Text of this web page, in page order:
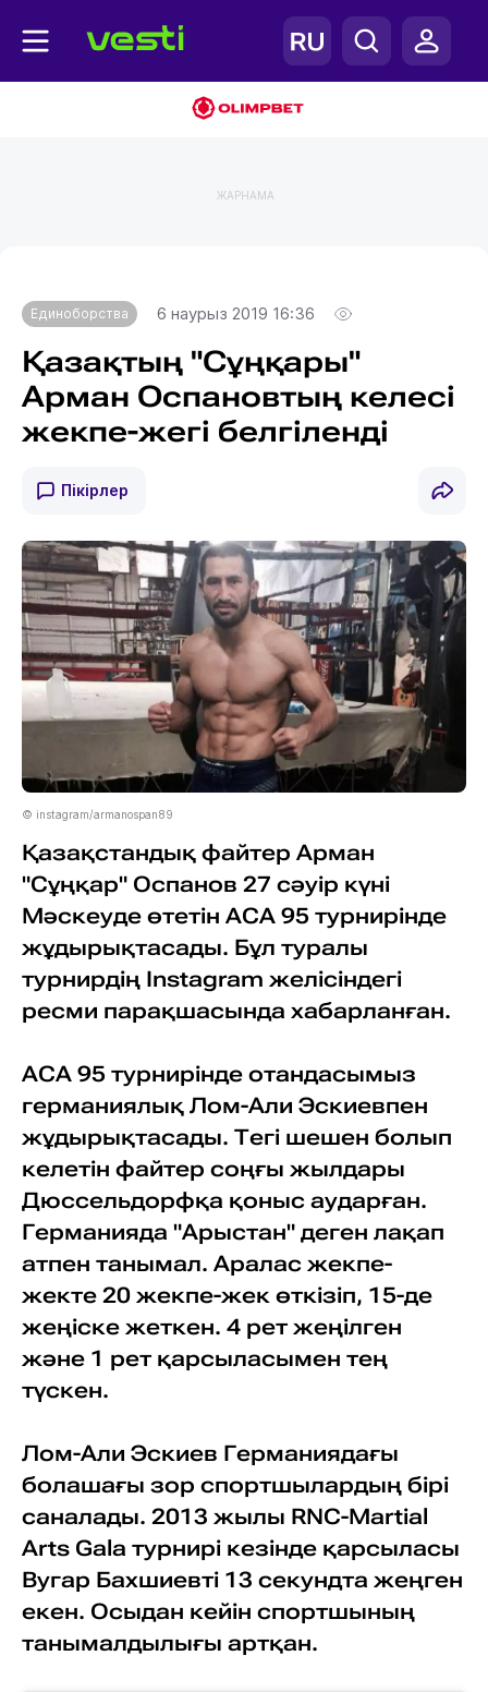
ЖАРНАМА
Единоборства 6 наурыз 2019 16:36
Қазақтың "Сұңқары"
Арман Оспановтың келесі
жекпе-жегі белгіленді
Пікірлер
© instagram/armanospan89
Қазақстандық файтер Арман
"Сұңқар" Оспанов 27 сәуір күні
Мәскеуде өтетін АСА 95 турнирінде
жұдырықтасады. Бұл туралы
турнирдің Іnstagram желісіндегі
ресми парақшасында хабарланған.
АСА 95 турнирінде отандасымыз
германиялық Лом-Али Эскиевпен
жұдырықтасады. Тегі шешен болып
келетін файтер соңғы жылдары
Дюссельдорфқа қоныс аударған.
Германияда "Арыстан" деген лақап
атпен танымал. Аралас жекпе-
жекте 20 жекпе-жек өткізіп, 15-де
жеңіске жеткен. 4 рет жеңілген
және 1 рет қарсыласымен тең
түскен.
Лом-Али Эскиев Германиядағы
болашағы зор спортшылардың бірі
саналады. 2013 жылы RNC-Martial
Arts Gala турнирі кезінде қарсыласы
Вугар Бахшиевті 13 секундта жеңген
екен. Осыдан кейін спортшының
танымалдылығы артқан.